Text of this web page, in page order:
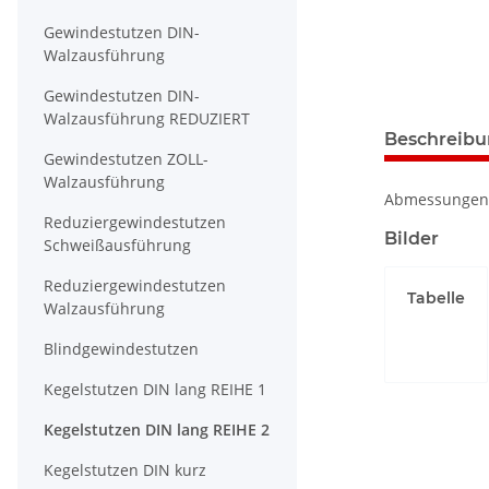
weitere
Abmessungen
Bilder
Tabelle
Gewindestutzen DIN-
Walzausführung
Gewindestutzen DIN-
Walzausführung REDUZIERT
Gewindestutzen ZOLL-
Walzausführung
Reduziergewindestutzen
Schweißausführung
Reduziergewindestutzen
Walzausführung
Blindgewindestutzen
Kegelstutzen DIN lang REIHE 1
Kegelstutzen DIN lang REIHE 2
Kegelstutzen DIN kurz